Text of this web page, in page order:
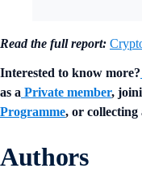
Read the full report:
Interested to know more?
as a Private member,
Programme, or collecting
Authors